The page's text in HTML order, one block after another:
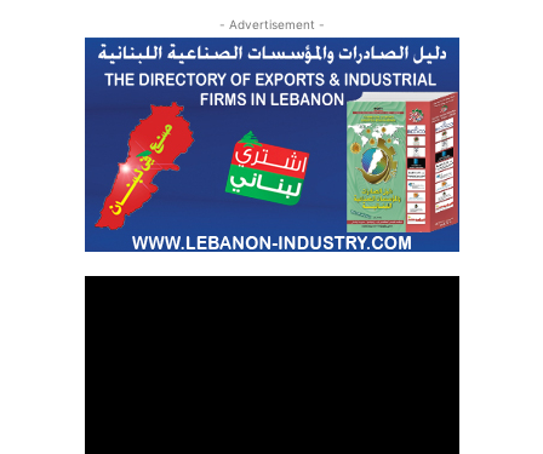
- Advertisement -